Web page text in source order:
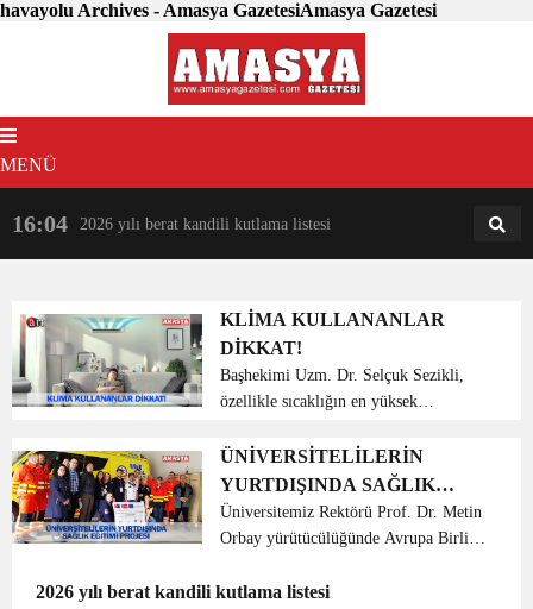
havayolu Archives - Amasya GazetesiAmasya Gazetesi
MENÜ
16:04 2026 yılı berat kandili kutlama listesi 18:31
KLİMA KULLANANLAR
DİKKAT!
Başhekimi Uzm. Dr. Selçuk Sezikli,
özellikle sıcaklığın en yüksek
başvurulan klimalarla ilgili uyarılarda
bulundu. Sıcak havalarda oda ısısını
düşürerek konforlu bir ...
ÜNİVERSİTELİLERİN
YURTDIŞINDA SAĞLIK
EĞİTİMİ PROJESİ
Üniversitemiz Rektörü Prof. Dr. Metin
Orbay yürütücülüğünde Avrupa Birliği
Eğitim Stratejik Ortaklık Projeleri
2026 yılı berat kandili kutlama listesi